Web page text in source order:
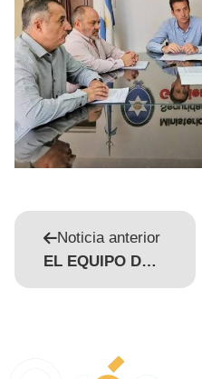
Noticia anterior
EL EQUIPO DE GIRSU CON LIMPIEZA EN ESCUELA Y AVENIDAS DE ZONA SUR